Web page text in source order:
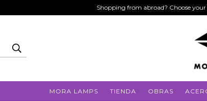
Shopping from abroad? Choose
MORA LAMPS TIENDA OBRAS